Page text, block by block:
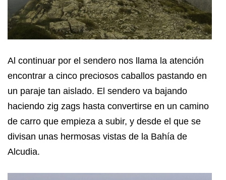
Al continuar por el sendero nos llama la atención
encontrar a cinco preciosos caballos pastando en
un paraje tan aislado. El sendero va bajando
haciendo zig zags hasta convertirse en un camino
de carro que empieza a subir, y desde el que se
divisan unas hermosas vistas de la Bahía de
Alcudia.